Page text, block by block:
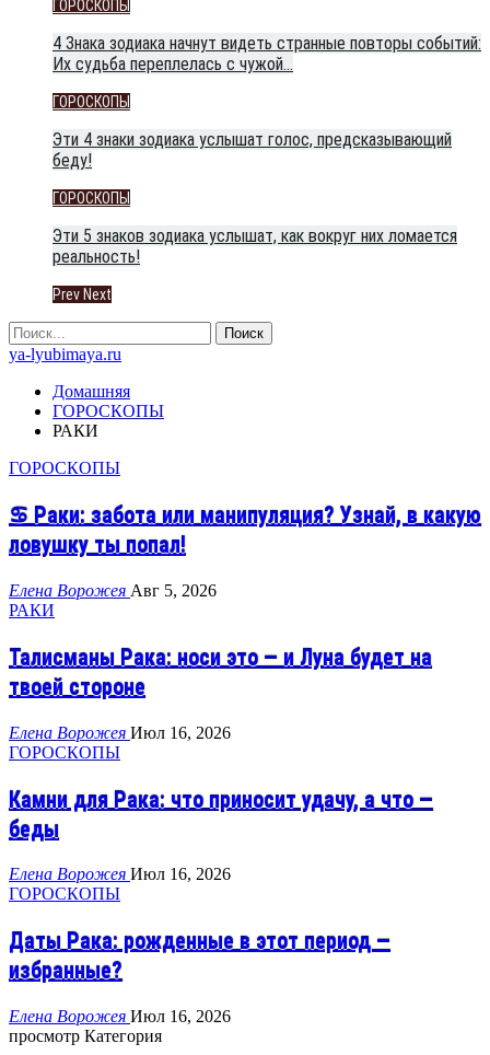
ГОРОСКОПЫ
4 Знака зодиака начнут видеть странные повторы событий:
Их судьба переплелась с чужой…
ГОРОСКОПЫ
Эти 4 знаки зодиака услышат голос, предсказывающий
беду!
ГОРОСКОПЫ
Эти 5 знаков зодиака услышат, как вокруг них ломается
реальность!
Prev Next
ya-lyubimaya.ru
Домашняя
ГОРОСКОПЫ
РАКИ
ГОРОСКОПЫ
♋ Раки: забота или манипуляция? Узнай, в какую
ловушку ты попал!
Елена Ворожея Авг 5, 2026
РАКИ
Талисманы Рака: носи это — и Луна будет на
твоей стороне
Елена Ворожея Июл 16, 2026
ГОРОСКОПЫ
Камни для Рака: что приносит удачу, а что —
беды
Елена Ворожея Июл 16, 2026
ГОРОСКОПЫ
Даты Рака: рожденные в этот период —
избранные?
Елена Ворожея Июл 16, 2026
просмотр Категория